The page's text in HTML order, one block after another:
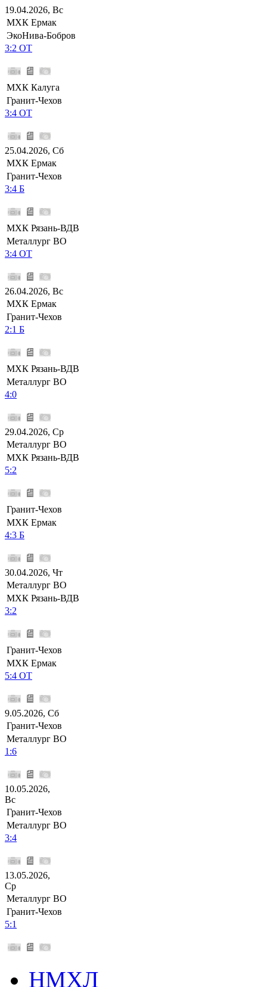
19.04.2026, Вс
МХК Ермак
ЭкоНива-Бобров
3:2 ОТ
МХК Калуга
Гранит-Чехов
3:4 ОТ
25.04.2026, Сб
МХК Ермак
Гранит-Чехов
3:4 Б
МХК Рязань-ВДВ
Металлург ВО
3:4 ОТ
26.04.2026, Вс
МХК Ермак
Гранит-Чехов
2:1 Б
МХК Рязань-ВДВ
Металлург ВО
4:0
29.04.2026, Ср
Металлург ВО
МХК Рязань-ВДВ
5:2
Гранит-Чехов
МХК Ермак
4:3 Б
30.04.2026, Чт
Металлург ВО
МХК Рязань-ВДВ
3:2
Гранит-Чехов
МХК Ермак
5:4 ОТ
9.05.2026, Сб
Гранит-Чехов
Металлург ВО
1:6
10.05.2026,
Вс
Гранит-Чехов
Металлург ВО
3:4
13.05.2026,
Ср
Металлург ВО
Гранит-Чехов
5:1
НМХЛ